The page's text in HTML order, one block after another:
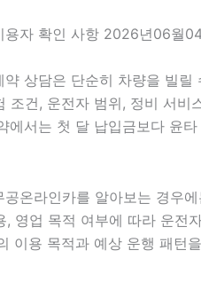
용자 확인 사항 2026년06월
상담은 단순히 차량을 빌
조건, 운전자 범위, 정비 서
에서는 첫 달 납입금보다 윤
온라인카를 알아보는 경우
, 영업 목적 여부에 따라 운
이용 목적과 예상 운행 패